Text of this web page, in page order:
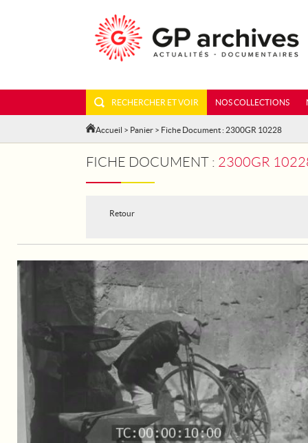
RECHERCHER ET VOIR NOS COLLECTIONS
Accueil > Panier > Fiche Document : 2300GR 10228
FICHE DOCUMENT : 2300GR
Retour